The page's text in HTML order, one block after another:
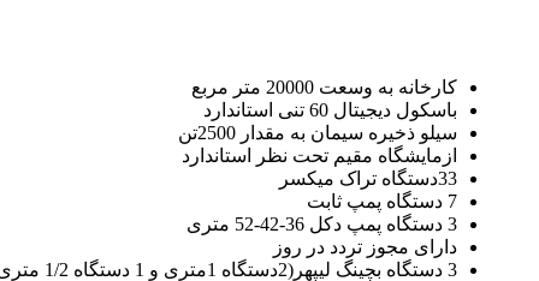
کارخانه به وسعت 20000 متر مربع
باسکول دیجیتال 60 تنی استاندارد
سیلو ذخیره سیمان به مقدار 2500تن
ازمایشگاه مقیم تحت نظر استاندارد
33دستگاه تراک میکسر
7 دستگاه پمپ ثابت
3 دستگاه پمپ دکل 36-42-52 متری
دارای مجوز تردد در روز
3 دستگاه بچینگ لیپهر(2دستگاه 1متری و 1 دستگاه 1/2 متری با توان تولید 150 متر مکعب در ساعت)